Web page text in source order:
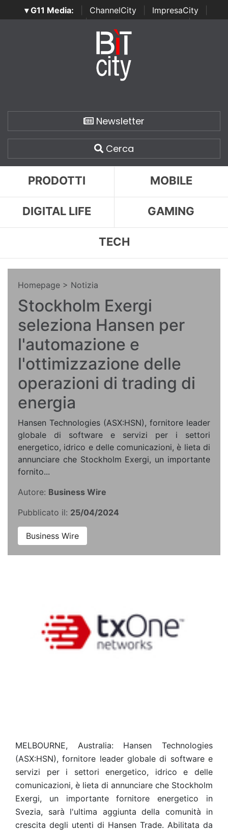
▾ G11 Media: ChannelCity ImpresaCity
SecurityOpenLab | Italian Channel Awards | Italian
Italian Security Awards
Newsletter
Cerca
PRODOTTI MOBILE
DIGITAL LIFE GAMING
TECH
Homepage > Notizia
Stockholm Exergi
seleziona Hansen per
l'automazione e
l'ottimizzazione delle
operazioni di trading di
energia
Hansen Technologies (ASX:HSN), fornitore leader
globale di software e servizi per i settori
energetico, idrico e delle comunicazioni, è lieta di
annunciare che Stockholm Exergi, un importante
fornito...
Autore: Business Wire
Pubblicato il: 25/04/2024
Business Wire
MELBOURNE, Australia: Hansen Technologies
(ASX:HSN), fornitore leader globale di software e
servizi per i settori energetico, idrico e delle
comunicazioni, è lieta di annunciare che Stockholm
Exergi, un importante fornitore energetico in
Svezia, sarà l'ultima aggiunta della comunità in
crescita degli utenti di Hansen Trade. Abilitata da